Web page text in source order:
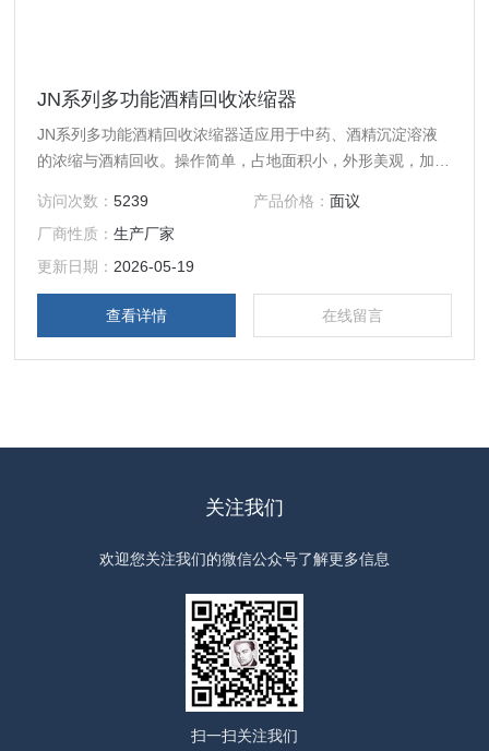
JN系列多功能酒精回收浓缩器
JN系列多功能酒精回收浓缩器适应用于中药、酒精沉淀溶液
的浓缩与酒精回收。操作简单，占地面积小，外形美观，加热
层，符合GMP标准要求。
访问次数：5239 产品价格： 面议
厂商性质：生产厂家
更新日期： 2026-05-19
查看详情 在线留言
关注我们
欢迎您关注我们的微信公众号了解更多信息
扫一扫关注我们